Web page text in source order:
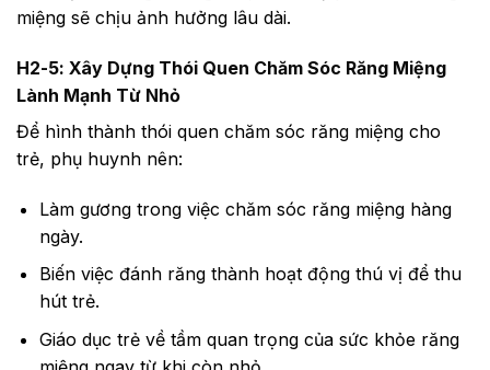
miệng sẽ chịu ảnh hưởng lâu dài.
H2-5: Xây Dựng Thói Quen Chăm Sóc Răng Miệng
Lành Mạnh Từ Nhỏ
Để hình thành thói quen chăm sóc răng miệng cho
trẻ, phụ huynh nên:
Làm gương trong việc chăm sóc răng miệng hàng
ngày.
Biến việc đánh răng thành hoạt động thú vị để thu
hút trẻ.
Giáo dục trẻ về tầm quan trọng của sức khỏe răng